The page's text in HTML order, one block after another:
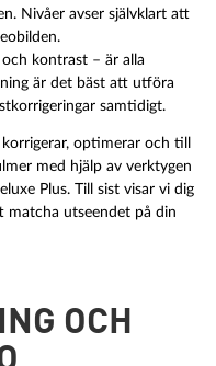
Nivåer avser självklart att
kontrast – är alla
är det bäst att utföra
samtidigt.
optimerar och till
med hjälp av verktygen
Plus. Till sist visar vi dig
matcha utseendet på din
OCH